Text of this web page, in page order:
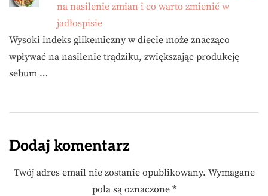
na nasilenie zmian i co warto zmienić w
jadłospisie
Wysoki indeks glikemiczny w diecie może znacząco
wpływać na nasilenie trądziku, zwiększając produkcję
sebum …
Dodaj komentarz
Twój adres email nie zostanie opublikowany. Wymagane
pola są oznaczone *